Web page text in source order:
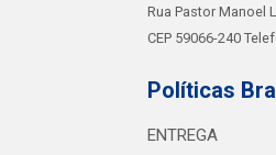
Rua Pastor Manoel
CEP 59066-240
Políticas
ENTREGA